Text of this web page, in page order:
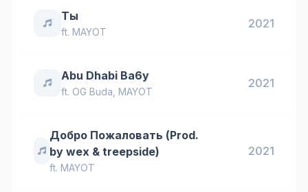
Ты
ft. MAYOT
2021
Abu Dhabi Ba6y
ft. OG Buda MAYOT
2021
Добро Пожаловать (Prod.
by wex & treepside)
ft.MAYOT
2021